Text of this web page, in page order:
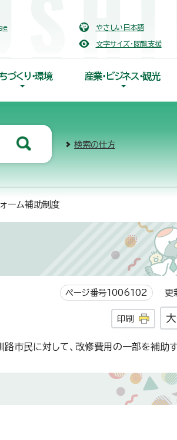
やさしい日本語
文字サイズ・閲覧支援
づくり・環境 産業・ビジネス・観光
検索の仕方
ーム補助制度
ページ番号1006102 更
印刷
市民に対して、改修費用の一部を補助す